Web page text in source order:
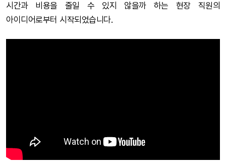
시간과 비용을 줄일 수 있지 않을까 하는 현장 직원의
아이디어로부터 시작되었습니다.